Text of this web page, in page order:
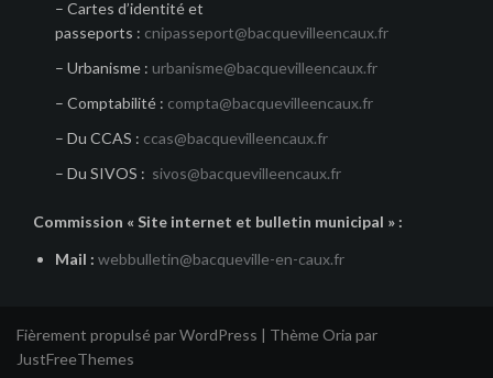
– Cartes d’identité et
passeports : cnipasseport@bacquevilleencaux.fr
– Urbanisme : urbanisme@bacquevilleencaux.fr
– Comptabilité : compta@bacquevilleencaux.fr
– Du CCAS : ccas@bacquevilleencaux.fr
– Du SIVOS : sivos@bacquevilleencaux.fr
Commission « Site internet et bulletin municipal » :
Mail : webbulletin@bacqueville-en-caux.fr
Fièrement propulsé par WordPress | Thème Oria par
JustFreeThemes